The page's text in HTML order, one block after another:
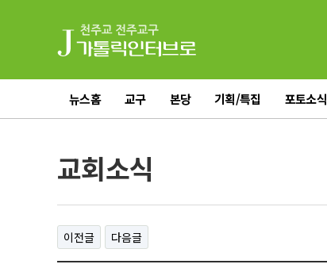
뉴스홈 교구 본당 기획/특집 포토소식
교회소식
이전글 다음글